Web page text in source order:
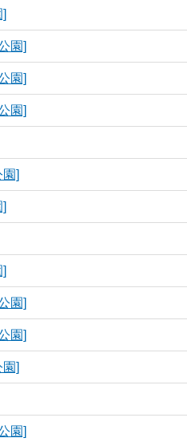
園]
園]
園]
]
園]
園]
]
園]